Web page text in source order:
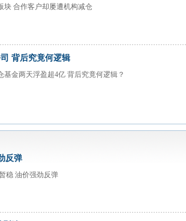
块 合作客户却屡遭机构减仓
背后究竟何逻辑
金两天浮盈超4亿 背后究竟何逻辑？
反弹
稳 油价强劲反弹